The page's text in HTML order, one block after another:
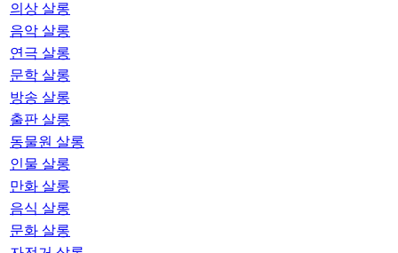
의상 살롱
음악 살롱
연극 살롱
문학 살롱
방송 살롱
출판 살롱
동물원 살롱
인물 살롱
만화 살롱
음식 살롱
문화 살롱